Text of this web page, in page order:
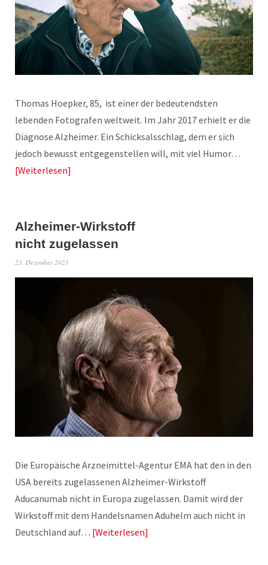
Thomas Hoepker, 85, ist einer der bedeutendsten
lebenden Fotografen weltweit. Im Jahr 2017 erhielt er die
Diagnose Alzheimer. Ein Schicksalsschlag, dem er sich
jedoch bewusst entgegenstellen will, mit viel Humor…
Weiterlesen
Alzheimer-Wirkstoff
nicht zugelassen
23. Dezember 2021
Die Europäische Arzneimittel-Agentur EMA hat den in den
USA bereits zugelassenen Alzheimer-Wirkstoff
Aducanumab nicht in Europa zugelassen. Damit wird der
Wirkstoff mit dem Handelsnamen Aduhelm auch nicht in
Deutschland auf… Weiterlesen